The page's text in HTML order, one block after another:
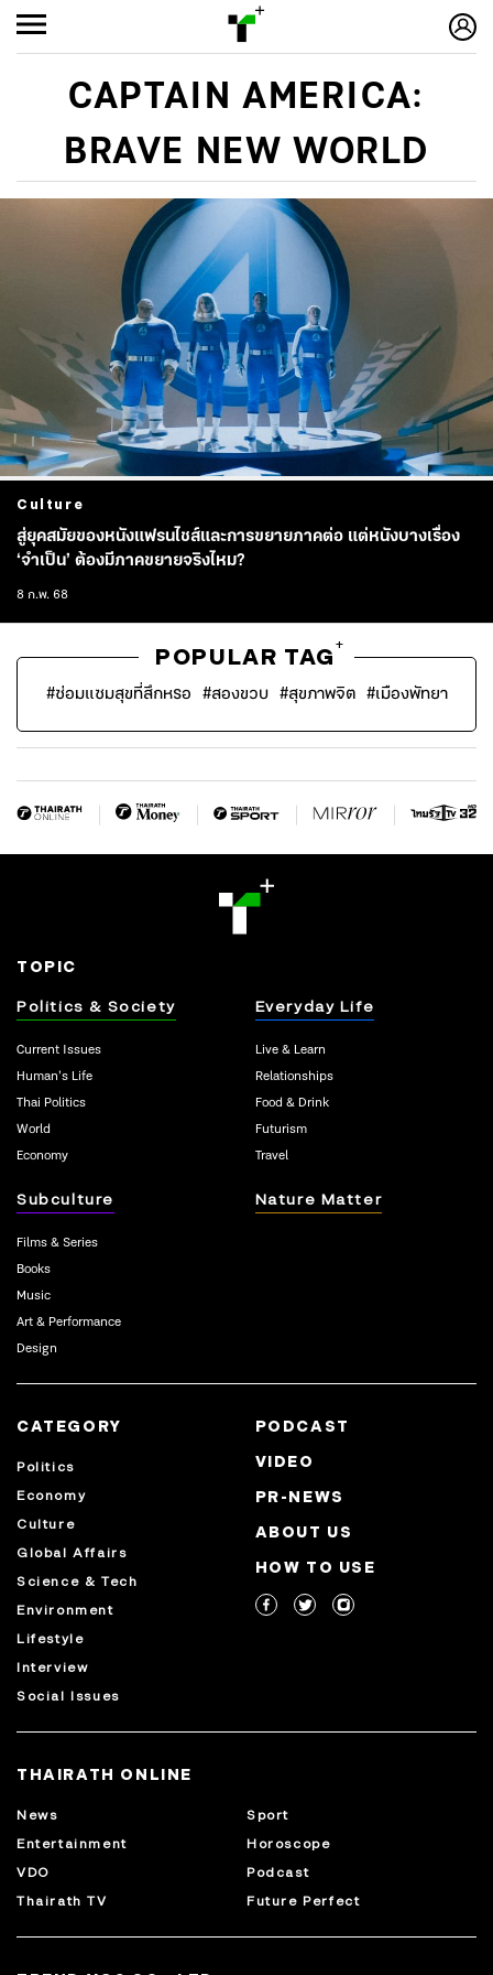
CAPTAIN AMERICA:
BRAVE NEW WORLD
Culture
สู่ยุคสมัยของหนังแฟรนไชส์และการขยายภาคต่อ แต่หนังบางเรื่อง
‘จำเป็น’ ต้องมีภาคขยายจริงไหม?
8 ก.พ. 68
POPULAR TAG
+
#ซ่อมแซมสุขที่สึกหรอ #สองขวบ #สุขภาพจิต #เมืองพัทยา
TOPIC
Politics & Society
Current Issues
Human’s Life
Thai Politics
World
Economy
Everyday Life
Live & Learn
Relationships
Food & Drink
Futurism
Travel
Subculture
Films & Series
Books
Music
Art & Performance
Design
Nature Matter
CATEGORY
Politics
Economy
Culture
Global Affairs
Science & Tech
Environment
Lifestyle
Interview
Social Issues
PODCAST
VIDEO
PR-NEWS
ABOUT US
HOW TO USE
THAIRATH ONLINE
News
Sport
Entertainment
Horoscope
VDO
Podcast
Thairath TV
Future Perfect